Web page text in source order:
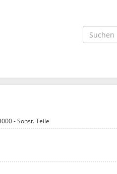
- Sonst. Teile